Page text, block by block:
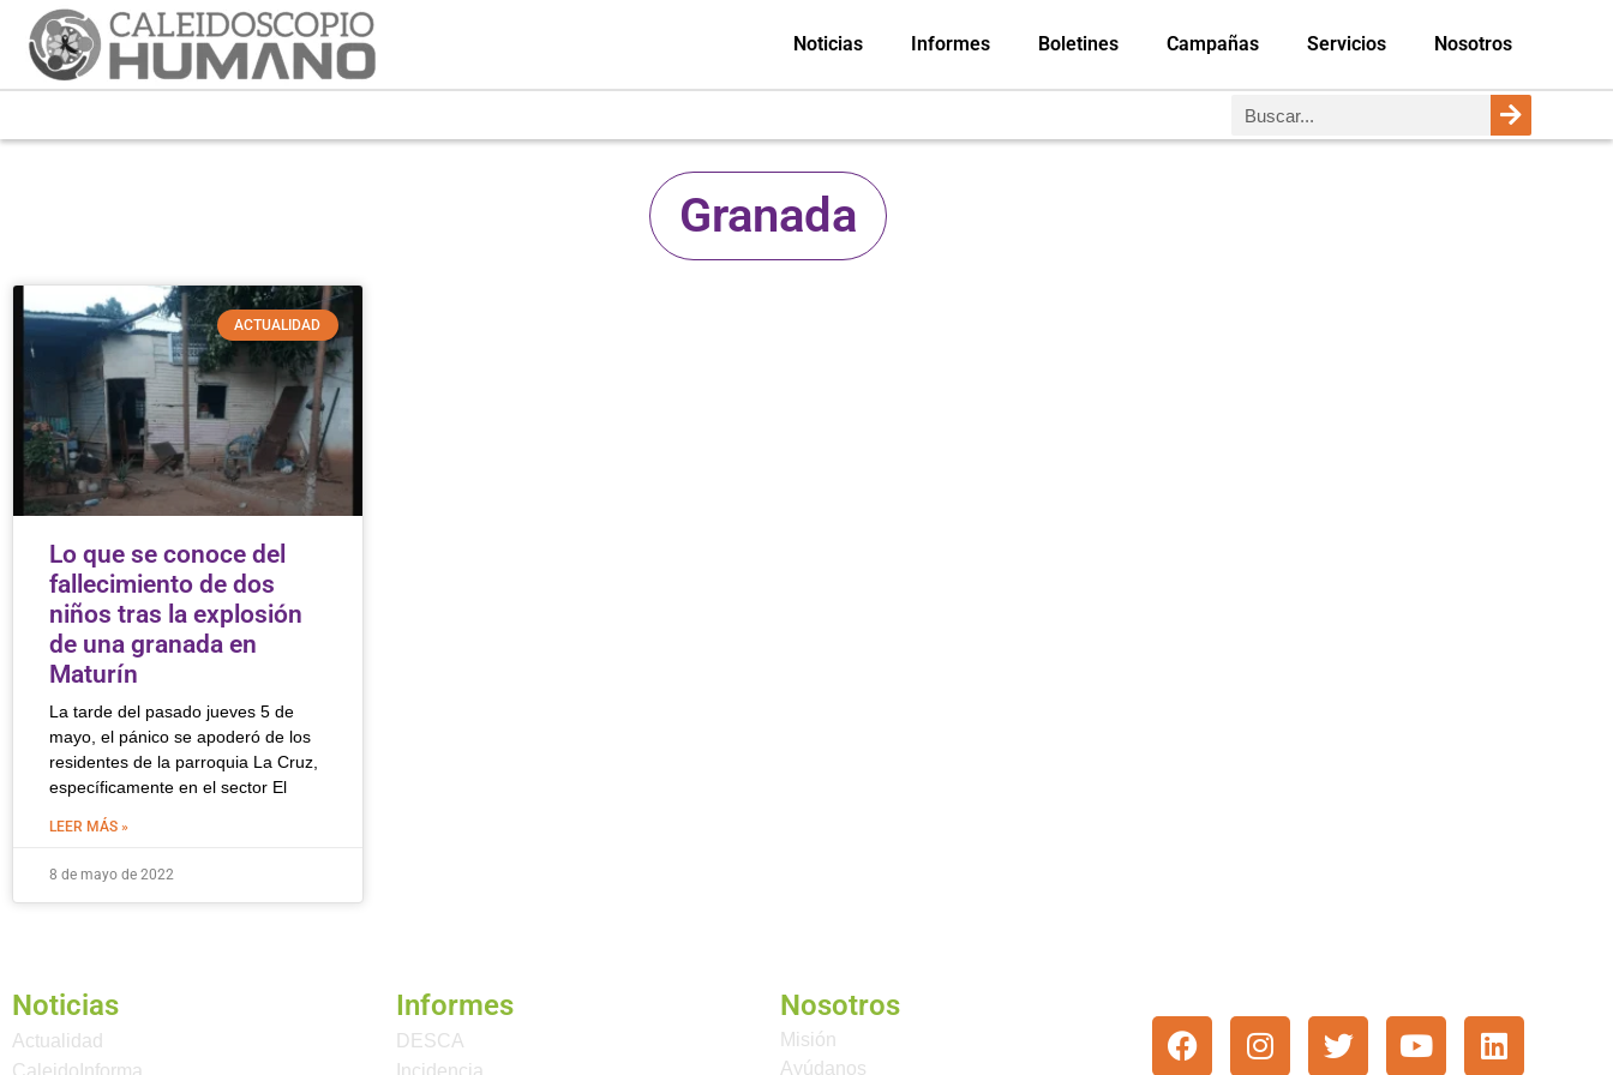
Noticias Informes Boletines Campañas Servicios Nosotros
Granada
ACTUALIDAD
Lo que se conoce del
fallecimiento de dos
niños tras la explosión
de una granada en
Maturín
La tarde del pasado jueves 5 de
mayo, el pánico se apoderó de los
residentes de la parroquia La Cruz,
específicamente en el sector El
LEER MÁS »
8 de mayo de 2022
Noticias
Actualidad
Informes
DESCA
Nosotros
Misión
Ayúdanos